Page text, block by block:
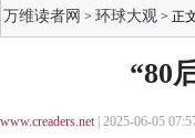
万维读者网 > 环球大观 > 正
“80
www.creaders.net| 2025-06-05